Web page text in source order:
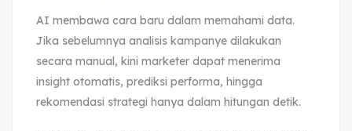
AI membawa cara baru dalam memahami data.
Jika sebelumnya analisis kampanye dilakukan
secara manual, kini marketer dapat menerima
insight otomatis, prediksi performa, hingga
rekomendasi strategi hanya dalam hitungan detik.